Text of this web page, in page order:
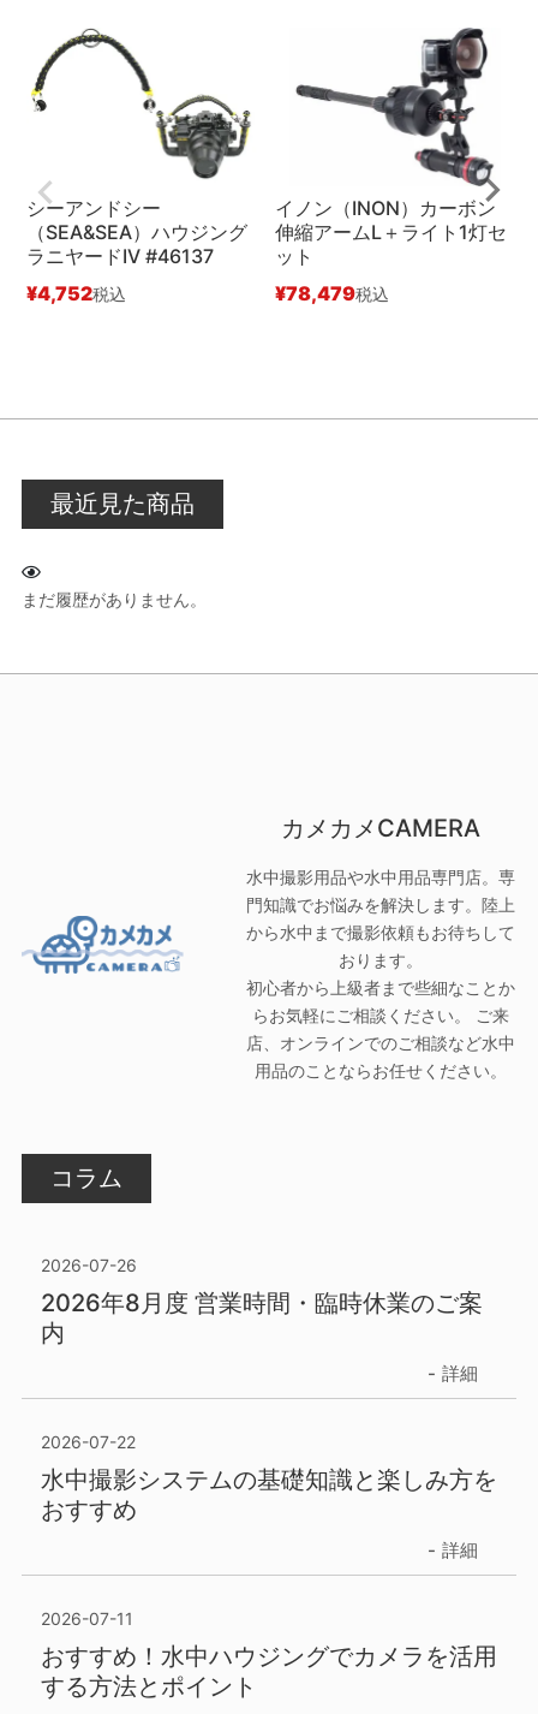
シーアンドシー
（SEA&SEA）ハウジング
ラニヤードIV #46137
¥4,752税込
イノン（INON）カーボン
伸縮アームL＋ライト1灯セ
ット
¥78,479税込
最近見た商品
まだ履歴がありません。
カメカメCAMERA
水中撮影用品や水中用品専門店。専
門知識でお悩みを解決します。陸上
から水中まで撮影依頼もお待ちして
おります。
初心者から上級者まで些細なことか
らお気軽にご相談ください。 ご来
店、オンラインでのご相談など水中
用品のことならお任せください。
コラム
2026-07-26
2026年8月度 営業時間・臨時休業のご案
内
詳細
2026-07-22
水中撮影システムの基礎知識と楽しみ方を
おすすめ
詳細
2026-07-11
おすすめ！水中ハウジングでカメラを活用
する方法とポイント